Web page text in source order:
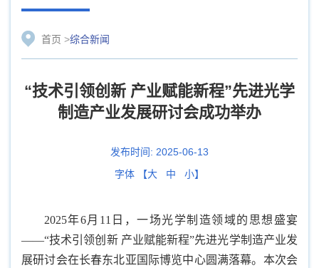
首页 >综合新闻
“技术引领创新 产业赋能新程”先进光学
制造产业发展研讨会成功举办
发布时间: 2025-06-13
字体 【大 中 小】
2025年6月11日，一场光学制造领域的思想盛宴
——“技术引领创新 产业赋能新程”先进光学制造产业发
展研讨会在长春东北亚国际博览中心圆满落幕。本次会